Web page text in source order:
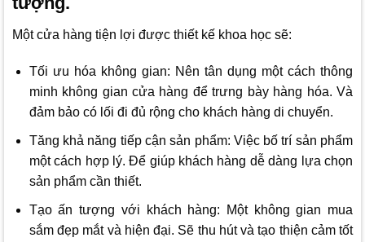
Một cửa hàng tiện lợi được thiết kế khoa học sẽ:
Tối ưu hóa không gian: Nên tân dụng một cách thông
minh không gian cửa hàng để trưng bày hàng hóa. Và
đảm bảo có lối đi đủ rộng cho khách hàng di chuyển.
Tăng khả năng tiếp cận sản phẩm: Việc bố trí sản phẩm
một cách hợp lý. Để giúp khách hàng dễ dàng lựa chọn
sản phẩm cần thiết.
Tạo ấn tượng với khách hàng: Một không gian mua
sắm đẹp mắt và hiện đại. Sẽ thu hút và tạo thiện cảm tốt